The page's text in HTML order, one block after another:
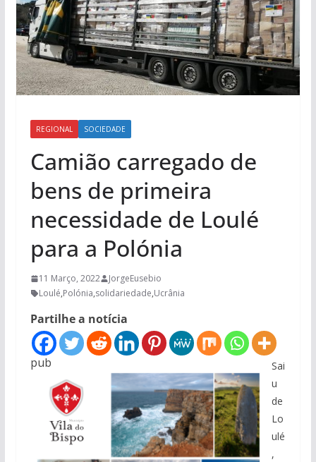
REGIONAL SOCIEDADE
Camião carregado de
bens de primeira
necessidade de Loulé
para a Polónia
11 Março, 2022
JorgeEusebio
Loulé,Polónia,solidariedade,Ucrânia
Partilhe a notícia
pub
Sai
u
de
Lo
ulé
,